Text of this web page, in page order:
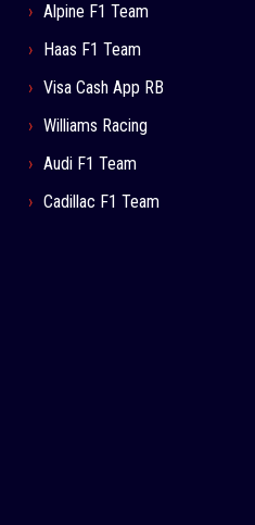
Alpine F1 Team
Haas F1 Team
Visa Cash App RB
Williams Racing
Audi F1 Team
Cadillac F1 Team